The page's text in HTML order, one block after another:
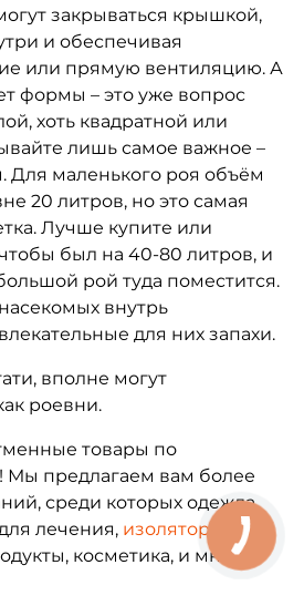
закрываться крышкой,
и обеспечивая
или прямую вентиляцию. А
формы – это уже вопрос
хоть квадратной или
лишь самое важное –
Для маленького роя объём
20 литров, но это самая
Лучше купите или
был на 40-80 литров, и
рой туда поместится.
внутрь
для них запахи.
вполне могут
роевни.
товары по
предлагаем вам более
среди которых одежда,
лечения, изоляторы
для
косметика, и многое